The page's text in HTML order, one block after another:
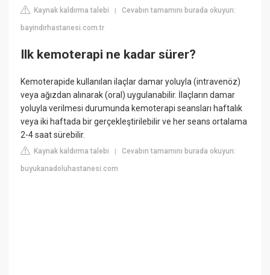
Kaynak kaldırma talebi |Cevabın tamamını burada okuyun:
bayindirhastanesi.com.tr
Ilk kemoterapi ne kadar sürer?
Kemoterapide kullanılan ilaçlar damar yoluyla (intravenöz)
veya ağızdan alınarak (oral) uygulanabilir. İlaçların damar
yoluyla verilmesi durumunda kemoterapi seansları haftalık
veya iki haftada bir gerçekleştirilebilir ve her seans ortalama
2-4 saat sürebilir.
Kaynak kaldırma talebi |Cevabın tamamını burada okuyun:
buyukanadoluhastanesi.com